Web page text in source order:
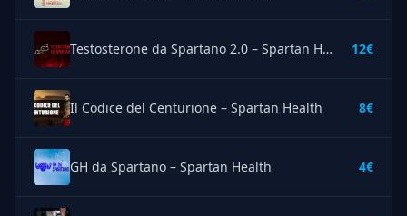
Testosterone da Spartano 2.0 – Spartan Health 12€
Il Codice del Centurione – Spartan Health 8€
GH da Spartano – Spartan Health 4€